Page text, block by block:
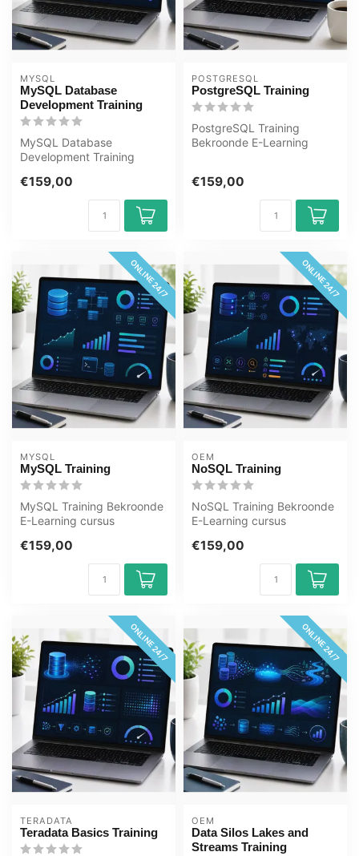
MYSQL
MySQL Database
Development Training
MySQL Database
Development Training
cursus Uitgebreide inte...
€159,00
POSTGRESQL
PostgreSQL Training
PostgreSQL Training
Bekroonde E-Learning
€159,00
ONLINE 24/7
MYSQL
MySQL Training
MySQL Training Bekroonde
E-Learning cursus
video's met ...
€159,00
ONLINE 24/7
OEM
NoSQL Training
NoSQL Training Bekroonde
E-Learning cursus
video's met ...
€159,00
ONLINE 24/7
TERADATA
Teradata Basics Training
ONLINE 24/7
OEM
Data Silos Lakes and
Streams Training